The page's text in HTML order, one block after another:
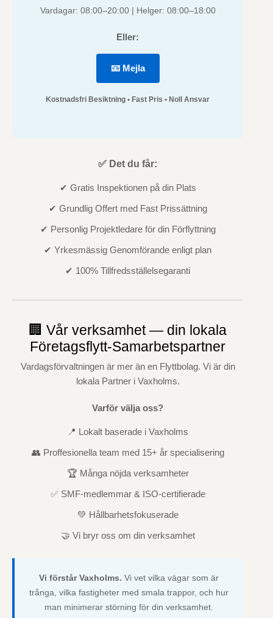
Vardagar: 08:00–20:00 | Helger: 08:00–18:00
Eller:
📧 Mejla
Kostnadsfri Besiktning • Fast Pris • Noll Ansvar
✅ Det du får:
✔ Gratis Inspektionen på din Plats
✔ Grundlig Offert med Fast Prissättning
✔ Personlig Projektledare för din Förflyttning
✔ Yrkesmässig Genomförande enligt plan
✔ 100% Tillfredsställelsegaranti
🏢 Vår verksamhet — din lokala
Företagsflytt-Samarbetspartner
Vardagsförvaltningen är mer än en Flyttbolag. Vi är din
lokala Partner i Vaxholms.
Varför välja oss?
📍 Lokalt baserade i Vaxholms
👥 Proffesionella team med 15+ år specialisering
🏆 Många nöjda verksamheter
✅ SMF-medlemmar & ISO-certifierade
💚 Hållbarhetsfokuserade
🤝 Vi bryr oss om din verksamhet
Vi förstår Vaxholms. Vi vet vilka vägar som är
trånga, vilka fastigheter med smala trappor, och hur
man minimerar störning för din verksamhet.